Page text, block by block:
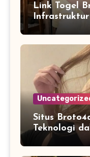
Link Togel
Lebih Stabil
Situs
Teknologi
Platform